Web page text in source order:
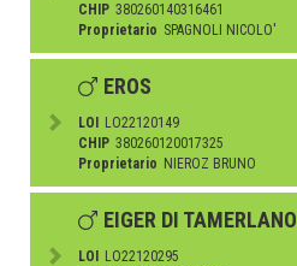
CHIP 380260140316461
Proprietario SPAGNOLI NICOLO'
EROS
LOI
LO22120149
CHIP 380260120017325
Proprietario NIEROZ BRUNO
EIGER DI TAMERLANO
LOI
LO22120295